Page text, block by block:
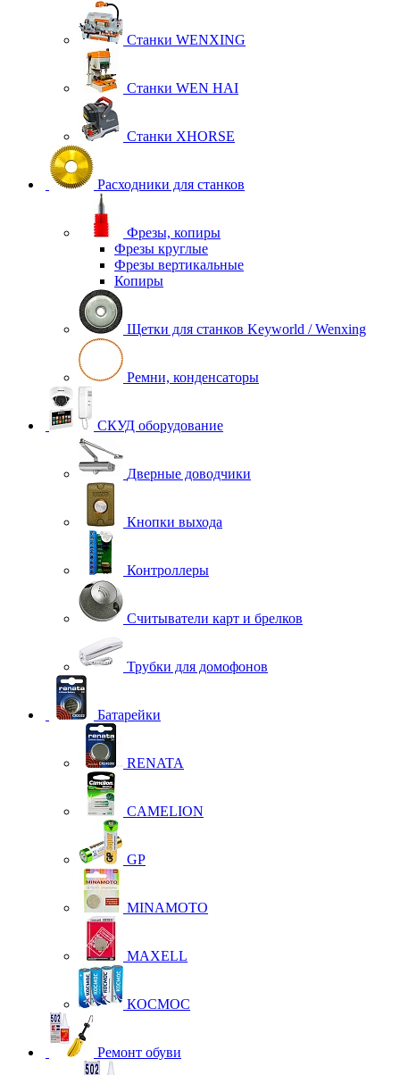
Станки WENXING
Станки WEN HAI
Станки XHORSE
Расходники для станков
Фрезы, копиры
Фрезы круглые
Фрезы вертикальные
Копиры
Щетки для станков Keyworld / Wenxing
Ремни, конденсаторы
СКУД оборудование
Дверные доводчики
Кнопки выхода
Контроллеры
Считыватели карт и брелков
Трубки для домофонов
Батарейки
RENATA
CAMELION
GP
MINAMOTO
MAXELL
КОСМОС
Ремонт обуви